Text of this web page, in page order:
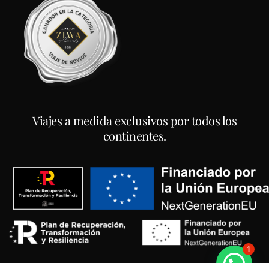
Viajes a medida exclusivos por todos los
continentes.
1